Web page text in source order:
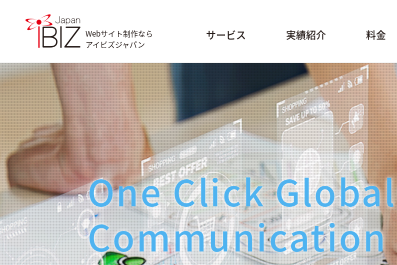
Webサイト制作なら
アイビズジャパン
サービス 実績紹介 料金
One Click Global
Communication